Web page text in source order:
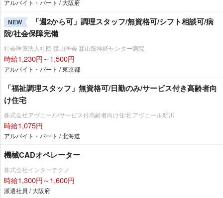
アルバイト・パート / 大阪府
NEW
「週2から可」調理スタッフ/無資格可/シフト相談可/病
院/社会保障完備
社会医療法人社団 森山医会 森山脳神経センター病院
時給1,230円～1,500円
アルバイト・パート / 東京都
「福祉調理スタッフ」無資格可/日勤のみ/サービス付き高齢者向
け住宅
株式会社アヴニール/サービス付高齢者向け住宅 アヴニール新川
時給1,075円
アルバイト・パート / 北海道
機械CADオペレーター
株式会社インターテクノ
時給1,300円～1,600円
派遣社員 / 大阪府